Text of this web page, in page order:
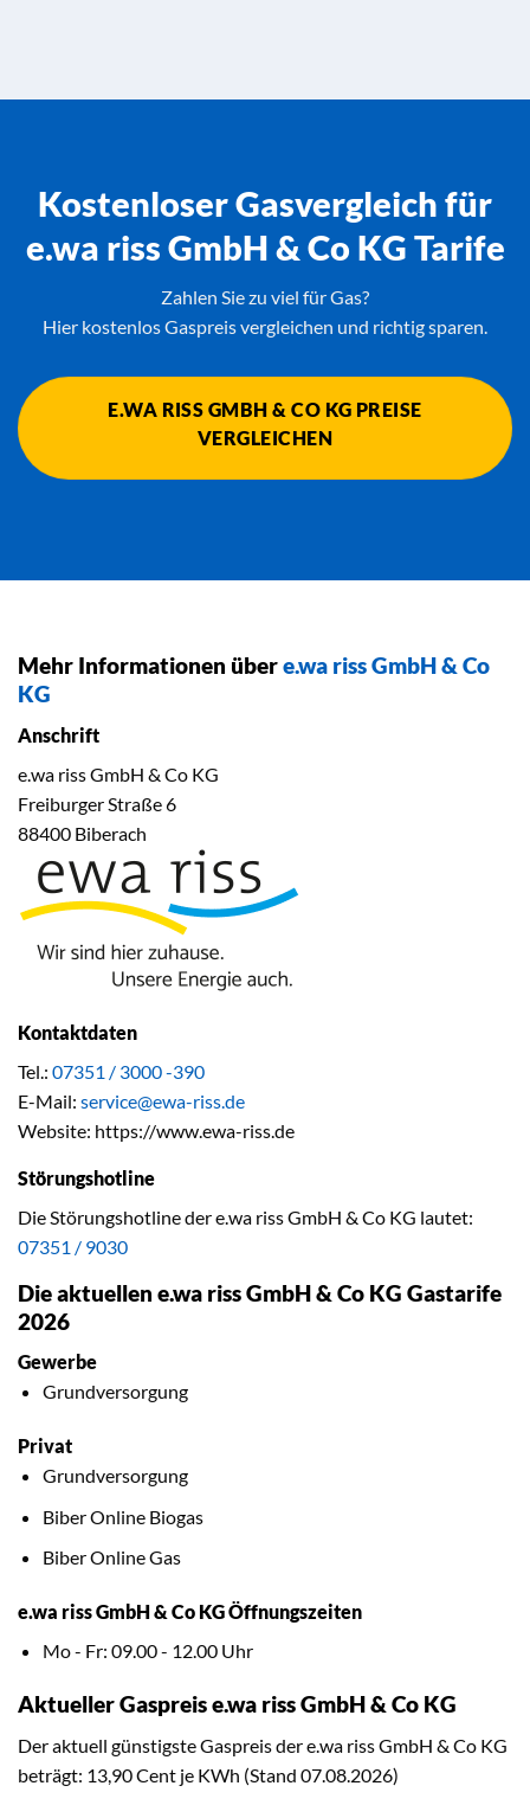
Kostenloser Gasvergleich für
e.wa riss GmbH & Co KG Tarife
Zahlen Sie zu viel für Gas?
Hier kostenlos Gaspreis vergleichen und richtig sparen.
E.WA RISS GMBH & CO KG PREISE
VERGLEICHEN
Mehr Informationen übere.wa riss GmbH & Co
KG
Anschrift
e.wa riss GmbH & Co KG
Freiburger Straße 6
88400 Biberach
Kontaktdaten
Tel.: 07351 / 3000 -390
E-Mail: service@ewa-riss.de
Website: https://www.ewa-riss.de
Störungshotline
Die Störungshotline der e.wa riss GmbH & Co KG lautet:
07351 / 9030
Die aktuellen e.wa riss GmbH & Co KG Gastarife
2026
Gewerbe
Grundversorgung
Privat
Grundversorgung
Biber Online Biogas
Biber Online Gas
e.wa riss GmbH & Co KG Öffnungszeiten
Mo - Fr: 09.00 - 12.00 Uhr
Aktueller Gaspreis e.wa riss GmbH & Co KG
Der aktuell günstigste Gaspreis der e.wa riss GmbH & Co KG
beträgt: 13,90 Cent je KWh (Stand 07.08.2026)